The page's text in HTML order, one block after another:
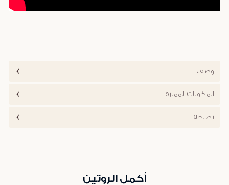
وصف
المكونات المميزة
نصيحة
أكمل الروتين